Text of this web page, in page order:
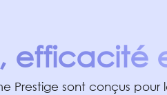
efficacité
sont conçus pour